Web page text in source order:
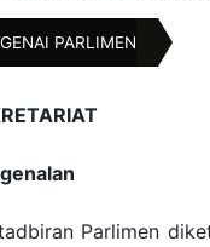
PARLIMEN
Parlimen